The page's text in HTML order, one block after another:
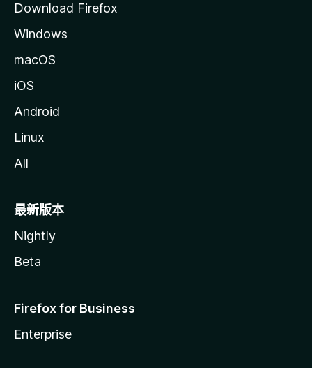
Download Firefox
Windows
macOS
iOS
Android
Linux
All
最新版本
Nightly
Beta
Firefox for Business
Enterprise